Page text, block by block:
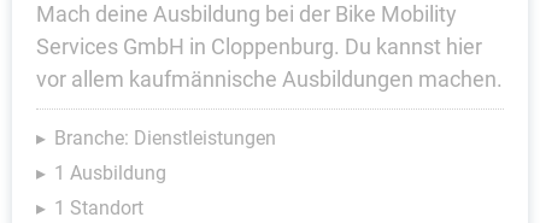
Mach deine Ausbildung bei der Bike Mobility
Services GmbH in Cloppenburg. Du kannst hier
vor allem kaufmännische Ausbildungen machen.
Branche: Dienstleistungen
1 Ausbildung
1 Standort